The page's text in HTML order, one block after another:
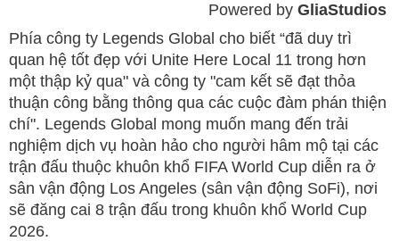
Powered by GliaStudios
Phía công ty Legends Global cho biết “đã duy trì
quan hệ tốt đẹp với Unite Here Local 11 trong hơn
một thập kỷ qua" và công ty "cam kết sẽ đạt thỏa
thuận công bằng thông qua các cuộc đàm phán thiện
chí". Legends Global mong muốn mang đến trải
nghiệm dịch vụ hoàn hảo cho người hâm mộ tại các
trận đấu thuộc khuôn khổ FIFA World Cup diễn ra ở
sân vận động Los Angeles (sân vận động SoFi), nơi
sẽ đăng cai 8 trận đấu trong khuôn khổ World Cup
2026.